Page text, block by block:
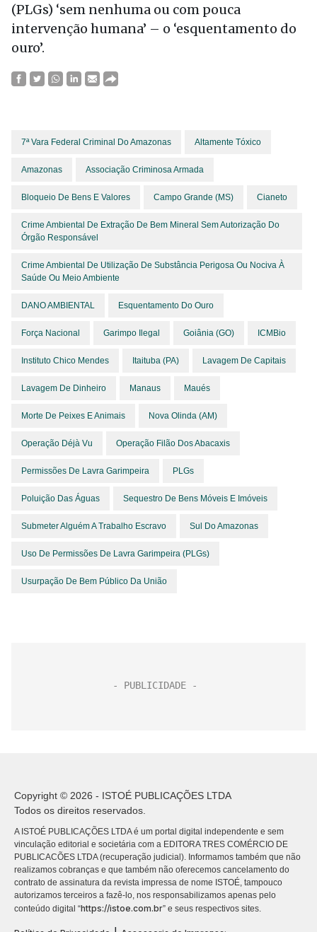
(PLGs) ‘sem nenhuma ou com pouca
intervenção humana’ – o ‘esquentamento do
ouro’.
7ª Vara Federal Criminal Do Amazonas Altamente Tóxico
Amazonas Associação Criminosa Armada
Bloqueio De Bens E Valores Campo Grande (MS) Cianeto
Crime Ambiental De Extração De Bem Mineral Sem Autorização Do
Órgão Responsável
Crime Ambiental De Utilização De Substância Perigosa Ou Nociva À
Saúde Ou Meio Ambiente
DANO AMBIENTAL Esquentamento Do Ouro
Força Nacional Garimpo Ilegal Goiânia (GO) ICMBio
Instituto Chico Mendes Itaituba (PA) Lavagem De Capitais
Lavagem De Dinheiro Manaus Maués
Morte De Peixes E Animais Nova Olinda (AM)
Operação Déjà Vu Operação Filão Dos Abacaxis
Permissões De Lavra Garimpeira PLGs
Poluição Das Águas Sequestro De Bens Móveis E Imóveis
Submeter Alguém A Trabalho Escravo Sul Do Amazonas
Uso De Permissões De Lavra Garimpeira (PLGs)
Usurpação De Bem Público Da União
Copyright © 2026 - ISTOÉ PUBLICAÇÕES LTDA
Todos os direitos reservados.
A ISTOÉ PUBLICAÇÕES LTDA é um portal digital independente e sem
vinculação editorial e societária com a EDITORA TRES COMÉRCIO DE
PUBLICACÕES LTDA (recuperação judicial). Informamos também que não
realizamos cobranças e que também não oferecemos cancelamento do
contrato de assinatura da revista impressa de nome ISTOÉ, tampouco
autorizamos terceiros a fazê-lo, nos responsabilizamos apenas pelo
conteúdo digital “https://istoe.com.br” e seus respectivos sites.